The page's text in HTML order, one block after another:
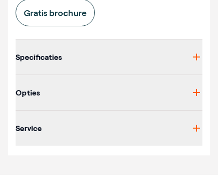
Gratis brochure
Specificaties
Opties
Service